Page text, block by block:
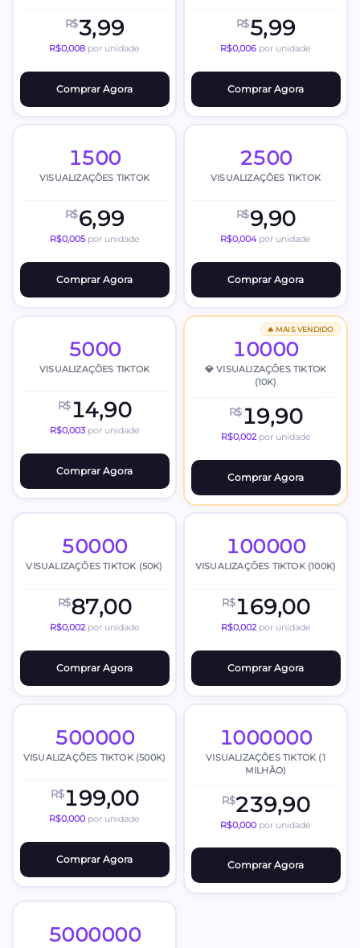
R$3,99
R$0,008 por unidade
Comprar Agora
R$5,99
R$0,006 por unidade
Comprar Agora
1500
VISUALIZAÇÕES TIKTOK
R$6,99
R$0,005por unidade
Comprar Agora
2500
VISUALIZAÇÕES TIKTOK
R$9,90
R$0,004por unidade
Comprar Agora
5000
VISUALIZAÇÕES TIKTOK
R$14,90
R$0,003por unidade
Comprar Agora
🔥 MAIS VENDIDO
10000
💎 VISUALIZAÇÕES TIKTOK
(10K)
R$19,90
R$0,002por unidade
Comprar Agora
50000
VISUALIZAÇÕES TIKTOK (50K)
R$87,00
R$0,002por unidade
Comprar Agora
100000
VISUALIZAÇÕES TIKTOK (100K)
R$169,00
R$0,002por unidade
Comprar Agora
500000
VISUALIZAÇÕES TIKTOK (500K)
R$199,00
R$0,000 por unidade
Comprar Agora
1000000
VISUALIZAÇÕES TIKTOK (1
MILHÃO)
R$239,90
R$0,000 por unidade
Comprar Agora
5000000